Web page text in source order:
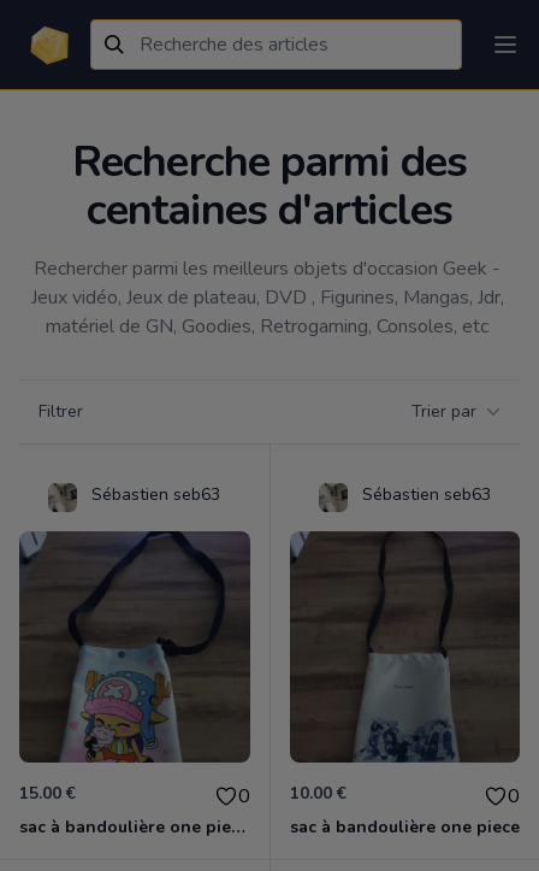
Recherche parmi des
centaines d'articles
Rechercher parmi les meilleurs objets d'occasion Geek -
Jeux vidéo, Jeux de plateau, DVD , Figurines, Mangas, Jdr,
matériel de GN, Goodies, Retrogaming, Consoles, etc
Filtrer Trier par
Sébastien seb63
15.00 € 0
sac à bandoulière one piece chopper
Sébastien seb63
10.00 € 0
sac à bandoulière one piece